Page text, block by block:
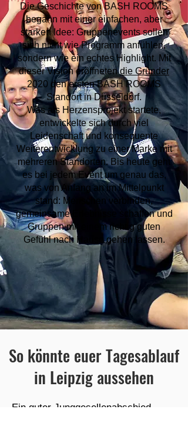
Die Geschichte von BASH ROOMS
begann mit einer einfachen, aber
starken Idee: Gruppenevents sollen
sich nicht wie Programm anfühlen,
sondern wie ein echtes Highlight. Mit
dieser Vision eröffnetendie Gründer
2020 den ersten BASH ROOMS
Standort in Düsseldorf.
Was als Herzensprojekt startete,
entwickelte sich durch viel
Leidenschaft und konsequente
Weiterentwicklung zu einer Marke mit
mehreren Standorten. Bis heute geht
es bei jedem Event um genau das,
was von Anfang an im Mittelpunkt
stand: Menschen verbinden,
gemeinsame Erlebnisse schaffen und
Gruppen mit einem richtig guten
Gefühl nach Hause gehen lassen.
So könnte euer Tagesablauf
in Leipzig aussehen
Ein guter Junggesellenabschied